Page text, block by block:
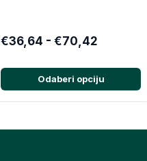
€36,64 - €70,42
Odaberi opciju